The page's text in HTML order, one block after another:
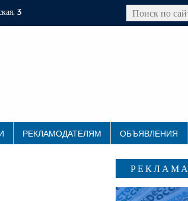
3
РЕКЛАМОДАТЕЛЯМ ОБЪЯВЛЕНИЯ
РЕКЛАМА